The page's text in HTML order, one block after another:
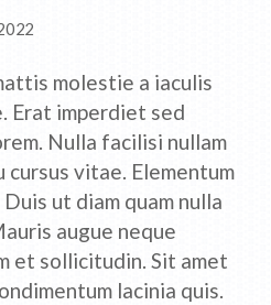
molestie a iaculis
Erat imperdiet sed
Nulla facilisi nullam
cursus vitae. Elementum
ut diam quam nulla
augue neque
et sollicitudin. Sit amet
lacinia quis.